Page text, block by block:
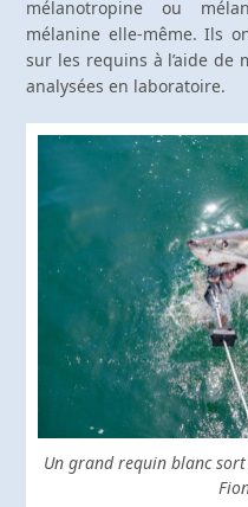
mélanotropine ou
mélanine elle-même. Ils
sur les requins à l’aide de
analysées en laboratoire.
Un grand requin blanc